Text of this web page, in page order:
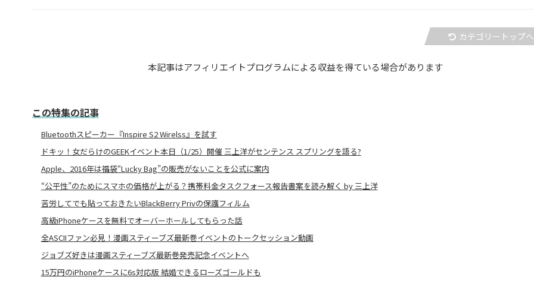
カテゴリートップへ
本記事はアフィリエイトプログラムによる収益を得ている場合があります
この特集の記事
Bluetoothスピーカー『Inspire S2 Wirelss』を試す
ドキッ！女だらけのGEEKイベント本日（1/25）開催 三上洋がセンテンス スプリングを語る?
Apple、2016年は福袋“Lucky Bag”の販売がないことを公式に案内
“公平性”のためにスマホの価格が上がる？携帯料金タスクフォース報告書案を読み解く by 三上洋
苦労してでも貼っておきたいBlackBerry Privの保護フィルム
高級iPhoneケースを無料でオーバーホールしてもらった話
全ASCIIファン必見！漫画スティーブズ最新巻イベントのトークセッション動画
ジョブズ好きは漫画スティーブズ最新巻発売記念イベントへ
15万円のiPhoneケースに6s対応版 結婚できるローズゴールドも